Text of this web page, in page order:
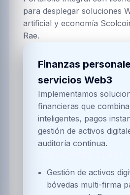
para desplegar soluciones
artificial y economía
Rae.
Finanzas
servicios Web3
Implementamos
financieras que
inteligentes, pagos
gestión de activos
auditoría continua.
Gestión de activos
bóvedas multi-firma